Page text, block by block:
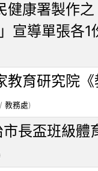
健康署製作
宣導單張各1
教育研究院
教務處)
長盃班級體